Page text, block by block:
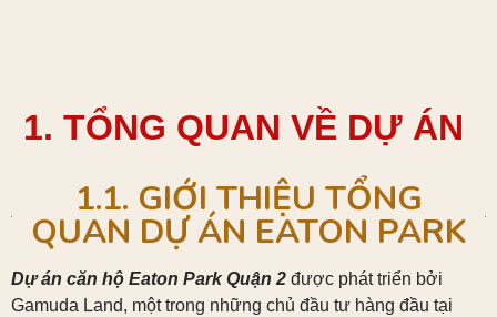
1. TỔNG QUAN VỀ DỰ ÁN
1.1. GIỚI THIỆU TỔNG
QUAN DỰ ÁN EATON PARK
Dự án căn hộ Eaton Park Quận 2 được phát triển bởi
Gamuda Land, một trong những chủ đầu tư hàng đầu tại